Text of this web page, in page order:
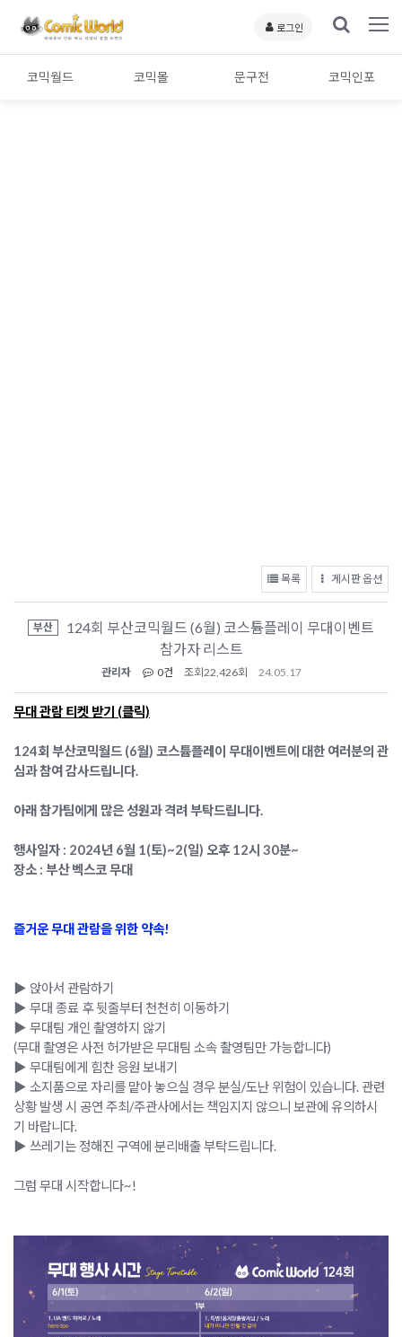
로그인
코믹월드 코믹몰 문구전 코믹인포
목록 게시판 옵션
부산
124회 부산코믹월드 (6월) 코스튬플레이 무대이벤트
참가자 리스트
관리자 0건 조회 22,426회 24.05.17
무대 관람 티켓 받기 (클릭)
124회 부산코믹월드 (6월) 코스튬플레이 무대이벤트에 대한 여러분의 관
심과 참여 감사드립니다.
아래 참가팀에게 많은 성원과 격려 부탁드립니다.
행사일자 : 2024년 6월 1(토)~2(일) 오후 12시 30분~
장소 : 부산 벡스코 무대
즐거운 무대 관람을 위한 약속!
▶ 앉아서 관람하기
▶ 무대 종료 후 뒷줄부터 천천히 이동하기
▶ 무대팀 개인 촬영하지 않기
(무대 촬영은 사전 허가받은 무대팀 소속 촬영팀만 가능합니다)
▶ 무대팀에게 힘찬 응원 보내기
▶ 소지품으로 자리를 맡아 놓으실 경우 분실/도난 위험이 있습니다. 관련
상황 발생 시 공연 주최/주관사에서는 책임지지 않으니 보관에 유의하시
기 바랍니다.
▶ 쓰레기는 정해진 구역에 분리배출 부탁드립니다.
그럼 무대 시작합니다~!